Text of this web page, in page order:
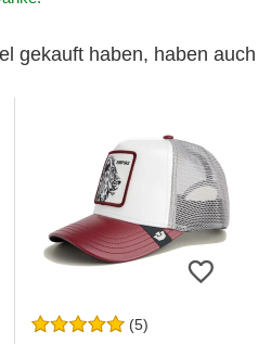
gekauft haben, haben auch
(5)